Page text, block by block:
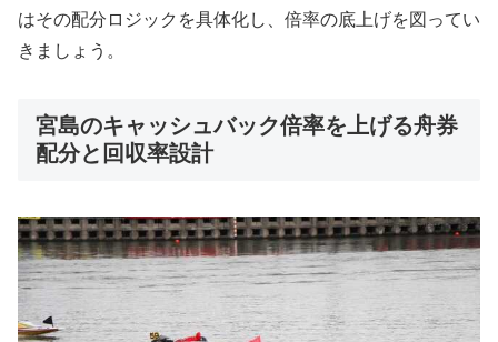
はその配分ロジックを具体化し、倍率の底上げを図ってい
きましょう。
宮島のキャッシュバック倍率を上げる舟券
配分と回収率設計